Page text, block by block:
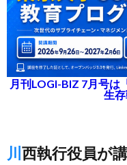
月刊LOGI-BIZ 7月号は
生
川西執行役員が講演で説明、「レベル4」